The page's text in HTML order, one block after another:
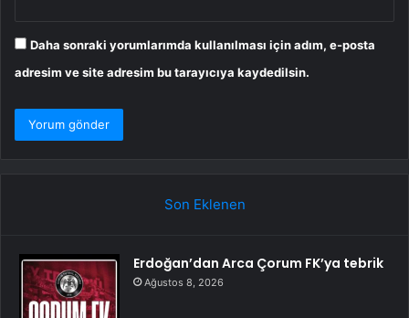
Daha sonraki yorumlarımda kullanılması için adım, e-posta
adresim ve site adresim bu tarayıcıya kaydedilsin.
Son Eklenen
Erdoğan’dan Arca Çorum FK’ya tebrik
Ağustos 8, 2026